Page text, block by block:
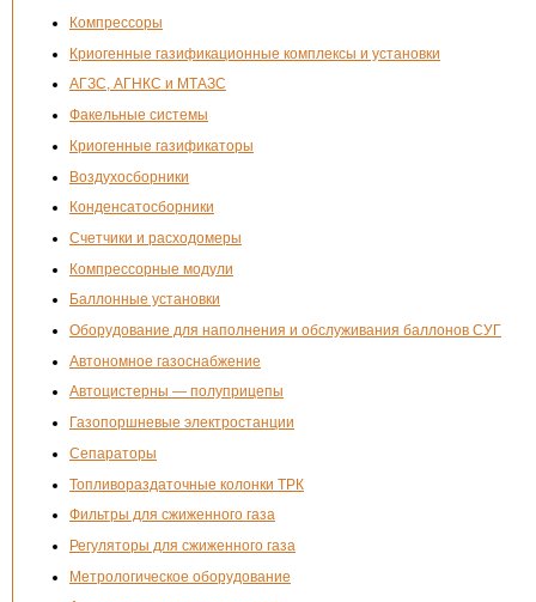
Компрессоры
Криогенные газификационные комплексы и установки
АГЗС, АГНКС и МТАЗС
Факельные системы
Криогенные газификаторы
Воздухосборники
Конденсатосборники
Счетчики и расходомеры
Компрессорные модули
Баллонные установки
Оборудование для наполнения и обслуживания баллонов СУГ
Автономное газоснабжение
Автоцистерны — полуприцепы
Газопоршневые электростанции
Сепараторы
Топливораздаточные колонки ТРК
Фильтры для сжиженного газа
Регуляторы для сжиженного газа
Метрологическое оборудование